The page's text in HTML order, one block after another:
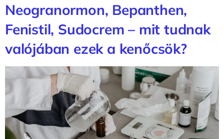
Neogranormon, Bepanthen,
Fenistil, Sudocrem – mit tudnak
valójában ezek a kenőcsök?